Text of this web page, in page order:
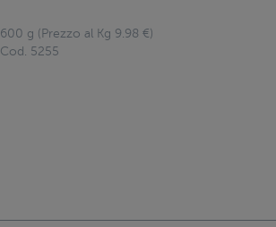
600 g (Prezzo al Kg 9.98 €)
Cod. 5255